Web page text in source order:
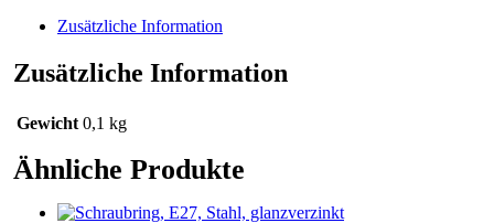
Zusätzliche Information
Zusätzliche Information
Gewicht 0,1 kg
Ähnliche Produkte